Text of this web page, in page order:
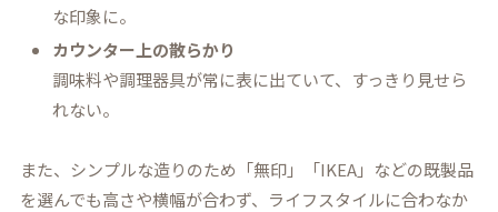
な印象に。
カウンター上の散らかり
調味料や調理器具が常に表に出ていて、すっきり見せら
れない。
また、シンプルな造りのため「無印」「IKEA」などの既製品
を選んでも高さや横幅が合わず、ライフスタイルに合わなか